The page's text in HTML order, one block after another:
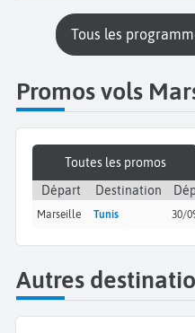
Tous les
Promos vols
Toutes les promos
Départ
Destination
Marseille Tunis 30/
Autres